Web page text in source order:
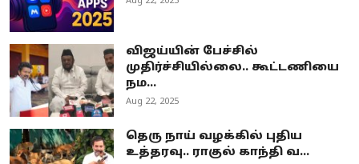
விஜய்யின் பேச்சில்
முதிர்ச்சியில்லை.. கூட்டணியை
நம...
Aug 22, 2025
தெரு நாய் வழக்கில் புதிய
உத்தரவு.. ராகுல் காந்தி வ...